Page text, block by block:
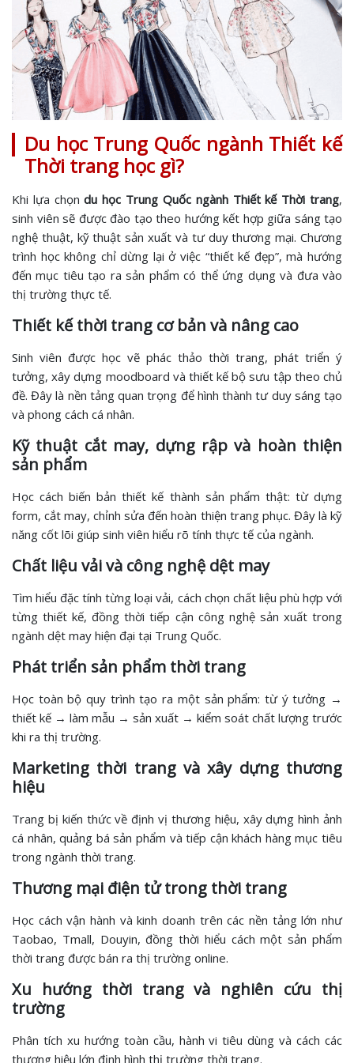
Du học Trung Quốc ngành Thiết kế
Thời trang học gì?
Khi lựa chọndu học Trung Quốc ngành Thiết kế Thời trang,
sinh viên sẽ được đào tạo theo hướng kết hợp giữa sáng tạo
nghệ thuật, kỹ thuật sản xuất và tư duy thương mại. Chương
trình học không chỉ dừng lại ở việc “thiết kế đẹp”, mà hướng
đến mục tiêu tạo ra sản phẩm có thể ứng dụng và đưa vào
thị trường thực tế.
Thiết kế thời trang cơ bản và nâng cao
Sinh viên được học vẽ phác thảo thời trang, phát triển ý
tưởng, xây dựng moodboard và thiết kế bộ sưu tập theo chủ
đề. Đây là nền tảng quan trọng để hình thành tư duy sáng tạo
và phong cách cá nhân.
Kỹ thuật cắt may, dựng rập và hoàn thiện
sản phẩm
Học cách biến bản thiết kế thành sản phẩm thật: từ dựng
form, cắt may, chỉnh sửa đến hoàn thiện trang phục. Đây là kỹ
năng cốt lõi giúp sinh viên hiểu rõ tính thực tế của ngành.
Chất liệu vải và công nghệ dệt may
Tìm hiểu đặc tính từng loại vải, cách chọn chất liệu phù hợp với
từng thiết kế, đồng thời tiếp cận công nghệ sản xuất trong
ngành dệt may hiện đại tại Trung Quốc.
Phát triển sản phẩm thời trang
Học toàn bộ quy trình tạo ra một sản phẩm: từ ý tưởng →
thiết kế → làm mẫu → sản xuất → kiểm soát chất lượng trước
khi ra thị trường.
Marketing thời trang và xây dựng thương
hiệu
Trang bị kiến thức về định vị thương hiệu, xây dựng hình ảnh
cá nhân, quảng bá sản phẩm và tiếp cận khách hàng mục tiêu
trong ngành thời trang.
Thương mại điện tử trong thời trang
Học cách vận hành và kinh doanh trên các nền tảng lớn như
Taobao, Tmall, Douyin, đồng thời hiểu cách một sản phẩm
thời trang được bán ra thị trường online.
Xu hướng thời trang và nghiên cứu thị
trường
Phân tích xu hướng toàn cầu, hành vi tiêu dùng và cách các
thương hiệu lớn định hình thị trường thời trang.